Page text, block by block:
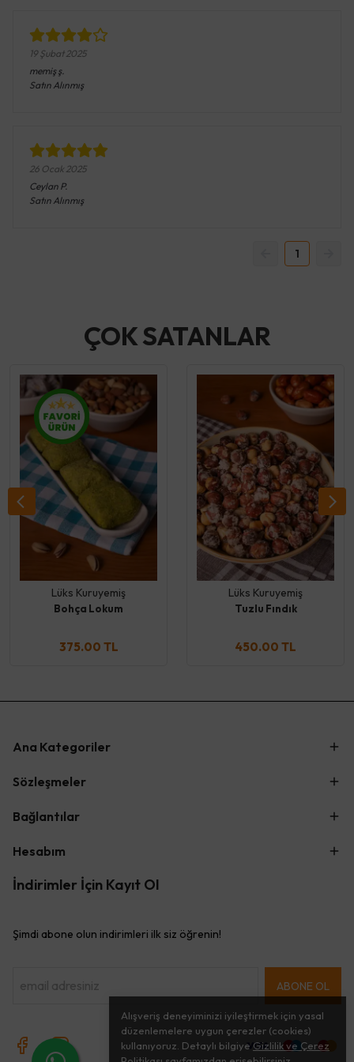
Alışveriş deneyiminizi iyileştirmek için yasal
düzenlemelere uygun çerezler (cookies)
kullanıyoruz. Detaylı bilgiye Gizlilik ve Çerez
19 Şubat 2025
memiş ş.
Satın Alınmış
26 Ocak 2025
Ceylan P.
Satın Alınmış
1
ÇOK SATANLAR
Lüks Kuruyemiş
Bohça Lokum
375.00 TL
Lüks Kuruyemiş
Tuzlu Fındık
450.00 TL
Ana Kategoriler
Sözleşmeler
Bağlantılar
Hesabım
İndirimler İçin Kayıt Ol
Şimdi abone olun indirimleri ilk siz öğrenin!
ABONE OL